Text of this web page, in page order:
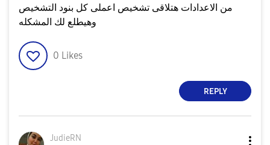
من الاعدادات هتلاقى تشخيص اعملى كل بنود التشخيص
وهيطلع لك المشكله
0 Likes
REPLY
JudieRN